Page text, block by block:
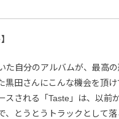
た自分のアルバムが、最高
黒田さんにこんな機会を頂
スされる「Taste」は、以前
、とうとうトラックとして